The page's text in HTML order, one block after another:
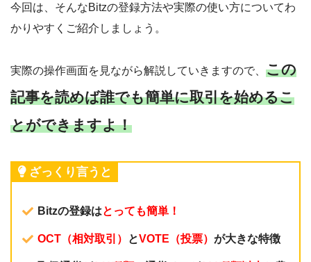
今回は、そんなBitzの登録方法や実際の使い方についてわ
かりやすくご紹介しましょう。
実際の操作画面を見ながら解説していきますので、 この
記事を読めば誰でも簡単に取引を始めるこ
とができますよ！
ざっくり言うと
Bitzの登録はとっても簡単！
OCT（相対取引） とVOTE（投票）が大きな特徴